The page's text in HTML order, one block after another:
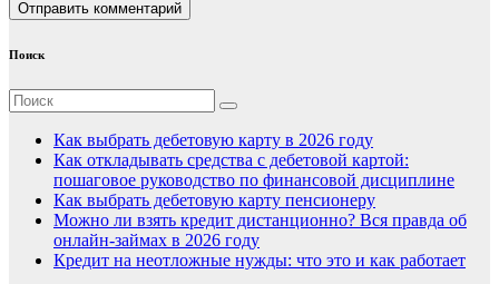
Поиск
Как выбрать дебетовую карту в 2026 году
Как откладывать средства с дебетовой картой:
пошаговое руководство по финансовой дисциплине
Как выбрать дебетовую карту пенсионеру
Можно ли взять кредит дистанционно? Вся правда об
онлайн-займах в 2026 году
Кредит на неотложные нужды: что это и как работает